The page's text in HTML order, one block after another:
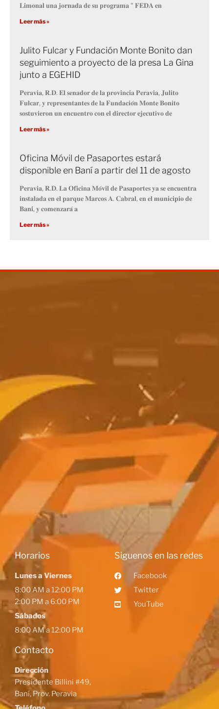
𝐋𝐢𝐦𝐨𝐧𝐚𝐥 𝐮𝐧𝐚 𝐣𝐨𝐫𝐧𝐚𝐝𝐚 𝐝𝐞 𝐬𝐮 𝐩𝐫𝐨𝐠𝐫𝐚𝐦𝐚 “ 𝐅𝐄𝐃𝐀 𝐞𝐧
Leer más »
Julito Fulcar y Fundación Monte Bonito dan
seguimiento a proyecto de la presa La Gina
junto a EGEHID
𝐏𝐞𝐫𝐚𝐯𝐢𝐚, 𝐑.𝐃. 𝐄𝐥 𝐬𝐞𝐧𝐚𝐝𝐨𝐫 𝐝𝐞 𝐥𝐚 𝐩𝐫𝐨𝐯𝐢𝐧𝐜𝐢𝐚 𝐏𝐞𝐫𝐚𝐯𝐢𝐚, 𝐉𝐮𝐥𝐢𝐭𝐨
𝐅𝐮𝐥𝐜𝐚𝐫, 𝐲 𝐫𝐞𝐩𝐫𝐞𝐬𝐞𝐧𝐭𝐚𝐧𝐭𝐞𝐬 𝐝𝐞 𝐥𝐚 𝐅𝐮𝐧𝐝𝐚𝐜𝐢𝐨́𝐧 𝐌𝐨𝐧𝐭𝐞 𝐁𝐨𝐧𝐢𝐭𝐨
𝐬𝐨𝐬𝐭𝐮𝐯𝐢𝐞𝐫𝐨𝐧 𝐮𝐧 𝐞𝐧𝐜𝐮𝐞𝐧𝐭𝐫𝐨 𝐜𝐨𝐧 𝐞𝐥 𝐝𝐢𝐫𝐞𝐜𝐭𝐨𝐫 𝐞𝐣𝐞𝐜𝐮𝐭𝐢𝐯𝐨 𝐝𝐞
Leer más »
Oficina Móvil de Pasaportes estará
disponible en Baní a partir del 11 de agosto
𝐏𝐞𝐫𝐚𝐯𝐢𝐚, 𝐑.𝐃. 𝐋𝐚 𝐎𝐟𝐢𝐜𝐢𝐧𝐚 𝐌𝐨́𝐯𝐢𝐥 𝐝𝐞 𝐏𝐚𝐬𝐚𝐩𝐨𝐫𝐭𝐞𝐬 𝐲𝐚 𝐬𝐞 𝐞𝐧𝐜𝐮𝐞𝐧𝐭𝐫𝐚
𝐢𝐧𝐬𝐭𝐚𝐥𝐚𝐝𝐚 𝐞𝐧 𝐞𝐥 𝐩𝐚𝐫𝐪𝐮𝐞 𝐌𝐚𝐫𝐜𝐨𝐬 𝐀. 𝐂𝐚𝐛𝐫𝐚𝐥, 𝐞𝐧 𝐞𝐥 𝐦𝐮𝐧𝐢𝐜𝐢𝐩𝐢𝐨 𝐝𝐞
𝐁𝐚𝐧𝐢́, 𝐲 𝐜𝐨𝐦𝐞𝐧𝐳𝐚𝐫𝐚́ 𝐚
Leer más »
Horarios
Lunes a Viernes
8:00 AM a 12:00 PM
2:00 PM a 6:00 PM
Sábados
8:00 AM a 12:00 PM
Contacto
Dirección
Presidente Billini #49,
Baní, Prov. Peravia
Siguenos en las redes
Facebook
Twitter
YouTube